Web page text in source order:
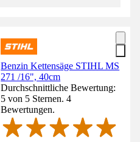
Benzin Kettensäge STIHL MS
271 /16", 40cm
Durchschnittliche Bewertung:
5 von 5 Sternen. 4
Bewertungen.